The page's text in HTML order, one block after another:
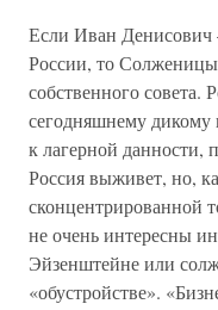
Если Иван Денисович
России, то
собственного совета.
сегодняшнему
к лагерной данности,
Россия выживет, но,
сконцентрированной
не очень интересны
Эйзенштейне или
«обустройстве».